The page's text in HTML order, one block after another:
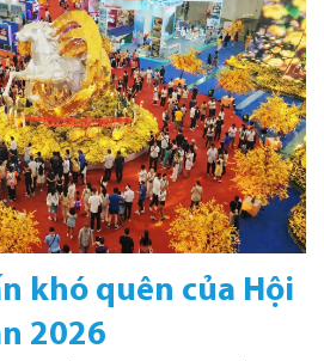
khó quên của Hội
2026